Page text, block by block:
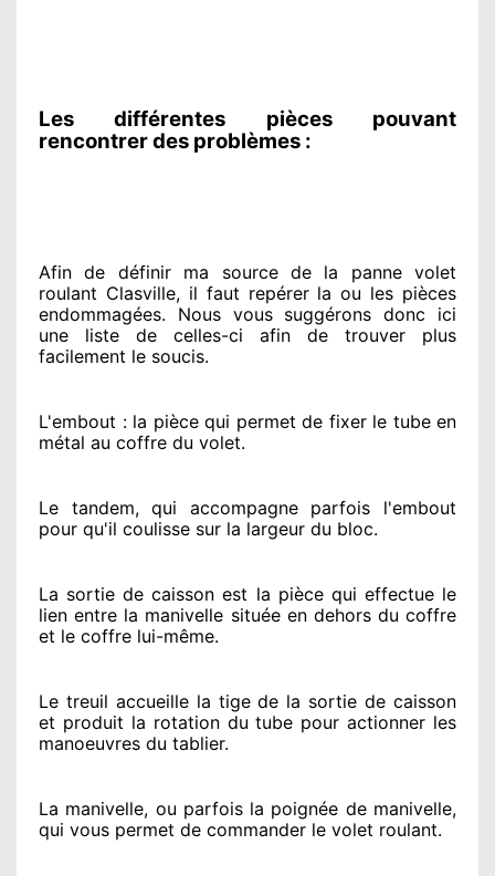
Les différentes pièces pouvant
rencontrer des problèmes :
Afin de définir ma sourcede la panne volet
roulant Clasville, il faut repérerla ou les pièces
endommagées. Nous vous suggérons donc ici
une liste de celles-ci afin de trouver plus
facilement le soucis.
L'embout : la pièce qui permet de fixer le tube en
métal au coffre du volet.
Le tandem, qui accompagne parfois l'embout
pour qu'il coulisse sur la largeur du bloc.
La sortie de caisson est la pièce qui effectuele
lien entre la manivelle situéeen dehorsdu coffre
et le coffre lui-même.
Le treuil accueille la tige de la sortie de caisson
et produit la rotation du tube pour actionner les
manoeuvres du tablier.
La manivelle, ou parfois la poignée de manivelle,
qui vous permet de commander le volet roulant.